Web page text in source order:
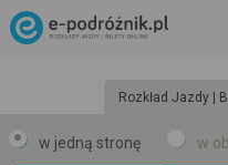
Rozkład Jazdy |
w jedną stronę w